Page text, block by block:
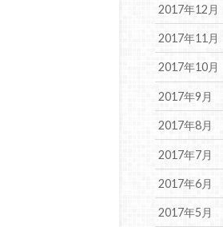
2017年12月
2017年11月
2017年10月
2017年9月
2017年8月
2017年7月
2017年6月
2017年5月